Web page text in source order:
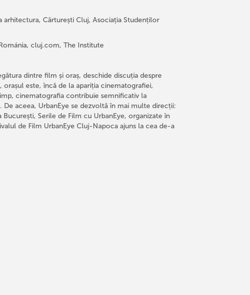
Cărturești Cluj, Asociația Studenților
cluj.com, The Institute
dintre film și oraș, deschide discuția despre
este, încă de la apariția cinematografiei,
cinematografia contribuie semnificativ la
aceea, UrbanEye se dezvoltă în mai multe direcții:
Serile de Film cu UrbanEye, organizate în
de Film UrbanEye Cluj-Napoca ajuns la cea de-a